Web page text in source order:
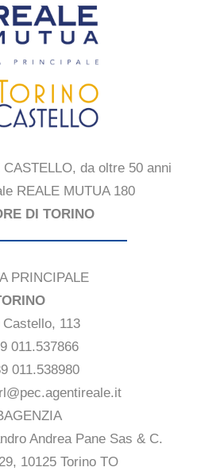
da oltre 50 anni
REALE MUTUA 180
DI TORINO
PRINCIPALE
113
011.537866
011.538980
Andrea Pane Sas & C.
10125 Torino TO